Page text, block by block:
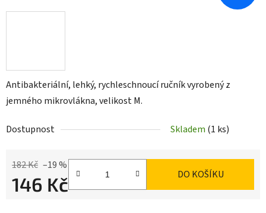
Antibakteriální, lehký, rychleschnoucí ručník vyrobený z
jemného mikrovlákna, velikost M.
Dostupnost Skladem (1 ks)
182 Kč –19 %
146 Kč DO KOŠÍKU